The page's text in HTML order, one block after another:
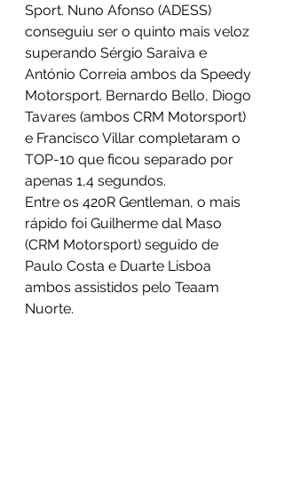
Sport. Nuno Afonso (ADESS)
conseguiu ser o quinto mais veloz
superando Sérgio Saraiva e
António Correia ambos da Speedy
Motorsport. Bernardo Bello, Diogo
Tavares (ambos CRM Motorsport)
e Francisco Villar completaram o
TOP-10 que ficou separado por
apenas 1,4 segundos.
Entre os 420R Gentleman, o mais
rápido foi Guilherme dal Maso
(CRM Motorsport) seguido de
Paulo Costa e Duarte Lisboa
ambos assistidos pelo Teaam
Nuorte.